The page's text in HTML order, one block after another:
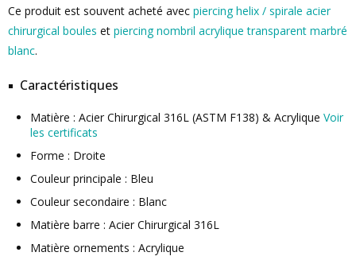
Ce produit est souvent acheté avec piercing helix / spirale acier
chirurgical boules et piercing nombril acrylique transparent marbré
blanc.
Caractéristiques
Matière : Acier Chirurgical 316L (ASTM F138) & Acrylique Voir
les certificats
Forme : Droite
Couleur principale : Bleu
Couleur secondaire : Blanc
Matière barre : Acier Chirurgical 316L
Matière ornements : Acrylique